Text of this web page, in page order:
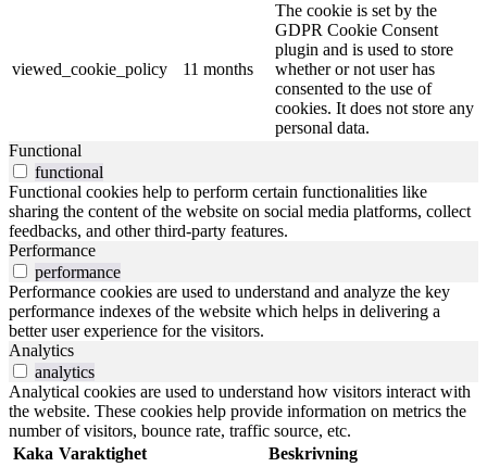
viewed_cookie_policy 11 months
The cookie is set by the
GDPR Cookie Consent
plugin and is used to store
whether or not user has
consented to the use of
cookies. It does not store any
personal data.
Functional
functional
Functional cookies help to perform certain functionalities like
sharing the content of the website on social media platforms, collect
feedbacks, and other third-party features.
Performance
performance
Performance cookies are used to understand and analyze the key
performance indexes of the website which helps in delivering a
better user experience for the visitors.
Analytics
analytics
Analytical cookies are used to understand how visitors interact with
the website. These cookies help provide information on metrics the
number of visitors, bounce rate, traffic source, etc.
Kaka Varaktighet Beskrivning